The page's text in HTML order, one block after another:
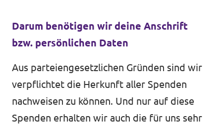
Darum benötigen wir deine Anschrift
bzw. persönlichen Daten
Aus parteiengesetzlichen Gründen sind wir
verpflichtet die Herkunft aller Spenden
nachweisen zu können. Und nur auf diese
Spenden erhalten wir auch die für uns sehr